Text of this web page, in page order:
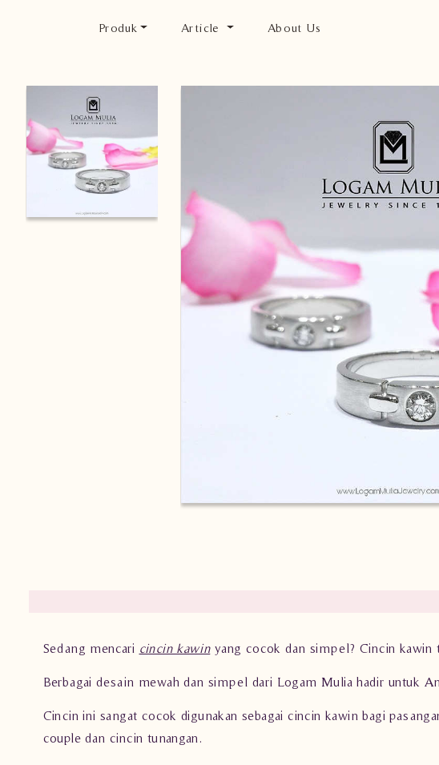
Produk Article About Us
Sedang mencari cincin kawinyang cocok dan simpel? Cincin kawin
Berbagai desain mewah dan simpel dari Logam Mulia hadir untuk
Cincin ini sangat cocok digunakan sebagai cincin kawin bagi
couple dan cincin tunangan.